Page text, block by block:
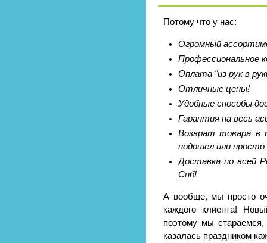
Потому что у нас:
Огромный
Профессиональное
Оплата "из рук в
Отличные цены!
Удобные способы
Гарантия на весь
Возврат товара в
подошел или просто
Доставка по всей
Спб!
А вообще, мы просто
каждого клиента!
поэтому мы
казалась праздником